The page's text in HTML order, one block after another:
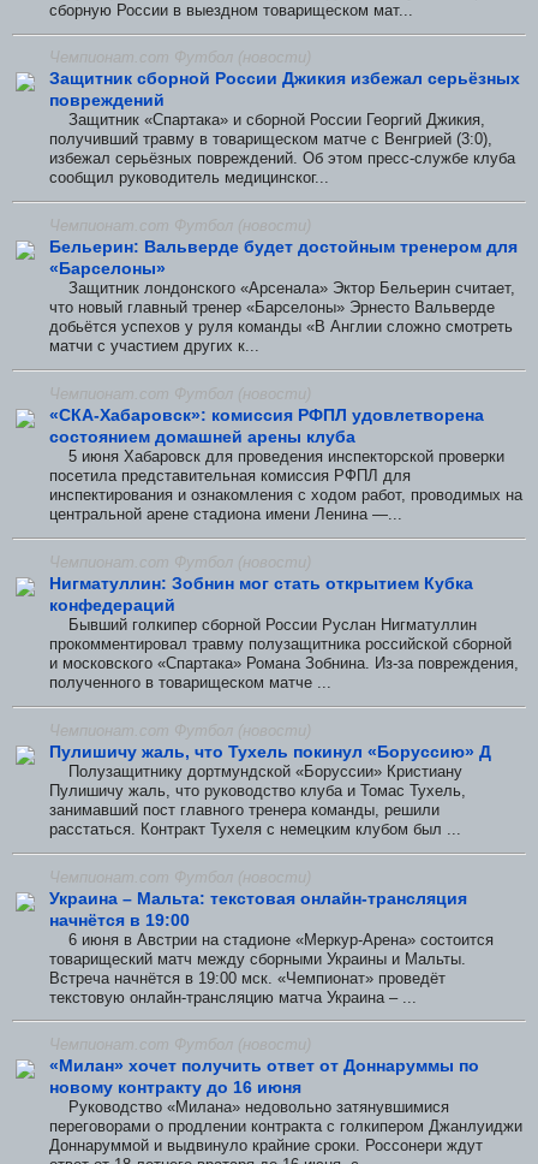
сборную России в выездном товарищеском мат...
Чемпионат.com Футбол (новости)
Защитник сборной России Джикия избежал серьёзных
повреждений
Защитник «Спартака» и сборной России Георгий Джикия,
получивший травму в товарищеском матче с Венгрией (3:0),
избежал серьёзных повреждений. Об этом пресс-службе клуба
сообщил руководитель медицинског...
Чемпионат.com Футбол (новости)
Бельерин: Вальверде будет достойным тренером для
«Барселоны»
Защитник лондонского «Арсенала» Эктор Бельерин считает,
что новый главный тренер «Барселоны» Эрнесто Вальверде
добьётся успехов у руля команды «В Англии сложно смотреть
матчи с участием других к...
Чемпионат.com Футбол (новости)
«СКА-Хабаровск»: комиссия РФПЛ удовлетворена
состоянием домашней арены клуба
5 июня Хабаровск для проведения инспекторской проверки
посетила представительная комиссия РФПЛ для
инспектирования и ознакомления с ходом работ, проводимых на
центральной арене стадиона имени Ленина —...
Чемпионат.com Футбол (новости)
Нигматуллин: Зобнин мог стать открытием Кубка
конфедераций
Бывший голкипер сборной России Руслан Нигматуллин
прокомментировал травму полузащитника российской сборной
и московского «Спартака» Романа Зобнина. Из-за повреждения,
полученного в товарищеском матче ...
Чемпионат.com Футбол (новости)
Пулишичу жаль, что Тухель покинул «Боруссию» Д
Полузащитнику дортмундской «Боруссии» Кристиану
Пулишичу жаль, что руководство клуба и Томас Тухель,
занимавший пост главного тренера команды, решили
расстаться. Контракт Тухеля с немецким клубом был ...
Чемпионат.com Футбол (новости)
Украина – Мальта: текстовая онлайн-трансляция
начнётся в 19:00
6 июня в Австрии на стадионе «Меркур-Арена» состоится
товарищеский матч между сборными Украины и Мальты.
Встреча начнётся в 19:00 мск. «Чемпионат» проведёт
текстовую онлайн-трансляцию матча Украина – ...
Чемпионат.com Футбол (новости)
«Милан» хочет получить ответ от Доннаруммы по
новому контракту до 16 июня
Руководство «Милана» недовольно затянувшимися
переговорами о продлении контракта с голкипером Джанлуиджи
Доннаруммой и выдвинуло крайние сроки. Россонери ждут